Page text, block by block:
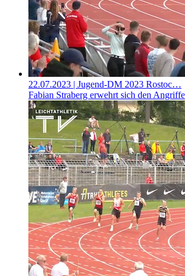
22.07.2023 | Jugend-DM 2023 Rostoc…
Fabian Straberg erwehrt sich den